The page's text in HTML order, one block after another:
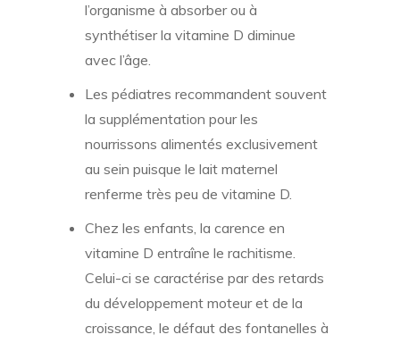
l’organisme à absorber ou à
synthétiser la vitamine D diminue
avec l’âge.
Les pédiatres recommandent souvent
la supplémentation pour les
nourrissons alimentés exclusivement
au sein puisque le lait maternel
renferme très peu de vitamine D.
Chez les enfants, la carence en
vitamine D entraîne le rachitisme.
Celui-ci se caractérise par des retards
du développement moteur et de la
croissance, le défaut des fontanelles à